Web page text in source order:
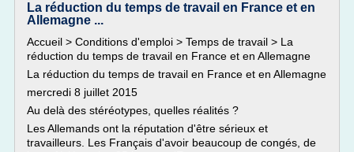
La réduction du temps de travail en France et en
Allemagne ...
Accueil > Conditions d'emploi > Temps de travail > La
réduction du temps de travail en France et en Allemagne
La réduction du temps de travail en France et en Allemagne
mercredi 8 juillet 2015
Au delà des stéréotypes, quelles réalités ?
Les Allemands ont la réputation d'être sérieux et
travailleurs. Les Français d'avoir beaucoup de congés, de